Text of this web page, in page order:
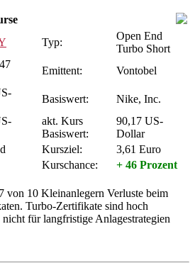
Typ:
Open End
Turbo Short
Emittent: Vontobel
Basiswert: Nike, Inc.
akt. Kurs
Basiswert:
90,17 US-
Dollar
Kursziel:
3,61 Euro
Kurschance:
+ 46 Prozent
von 10 Kleinanlegern Verluste beim
Turbo-Zertifikate sind hoch
für langfristige Anlagestrategien